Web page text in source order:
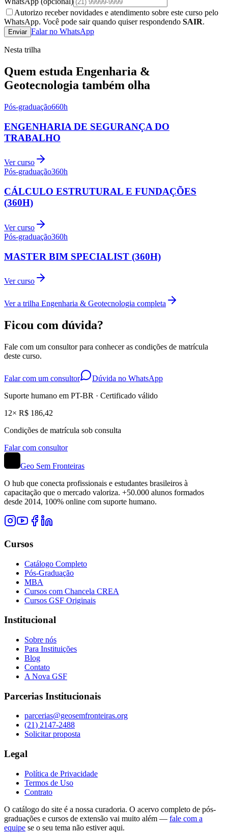
Autorizo receber novidades e atendimento sobre este curso pelo
WhatsApp. Você pode sair quando quiser respondendo SAIR.
Enviar Falar no WhatsApp
Nesta trilha
Quem estuda Engenharia &
Geotecnologia também olha
Pós-graduação660h
ENGENHARIA DE SEGURANÇA DO
TRABALHO
Ver curso
Pós-graduação360h
CÁLCULO ESTRUTURAL E FUNDAÇÕES
(360H)
Ver curso
Pós-graduação360h
MASTER BIM SPECIALIST (360H)
Ver curso
Ver a trilha Engenharia & Geotecnologia completa
Ficou com dúvida?
Fale com um consultor para conhecer as condições de matrícula
deste curso.
Falar com um consultor
Dúvida no WhatsApp
Suporte humano em PT-BR · Certificado válido
12× R$ 186,42
Condições de matrícula sob consulta
Falar com consultor
Geo Sem Fronteiras
O hub que conecta profissionais e estudantes brasileiros à
capacitação que o mercado valoriza. +50.000 alunos formados
desde 2014, 100% online com suporte humano.
Cursos
Catálogo Completo
Pós-Graduação
MBA
Cursos com Chancela CREA
Cursos GSF Originais
Institucional
Sobre nós
Para Instituições
Blog
Contato
A Nova GSF
Parcerias Institucionais
parcerias@geosemfronteiras.org
(21) 2147-2488
Solicitar proposta
Legal
Política de Privacidade
Termos de Uso
Contrato
O catálogo do site é a nossa curadoria. O acervo completo de pós-
graduações e cursos de extensão vai muito além — fale com a
equipe se o seu tema não estiver aqui.